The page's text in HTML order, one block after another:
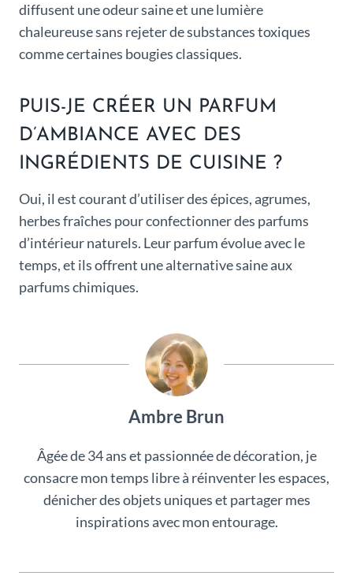
diffusent une odeur saine et une lumière
chaleureuse sans rejeter de substances toxiques
comme certaines bougies classiques.
PUIS-JE CRÉER UN PARFUM
D’AMBIANCE AVEC DES
INGRÉDIENTS DE CUISINE ?
Oui, il est courant d’utiliser des épices, agrumes,
herbes fraîches pour confectionner des parfums
d’intérieur naturels. Leur parfum évolue avec le
temps, et ils offrent une alternative saine aux
parfums chimiques.
Ambre Brun
Âgée de 34 ans et passionnée de décoration, je
consacre mon temps libre à réinventer les espaces,
dénicher des objets uniques et partager mes
inspirations avec mon entourage.